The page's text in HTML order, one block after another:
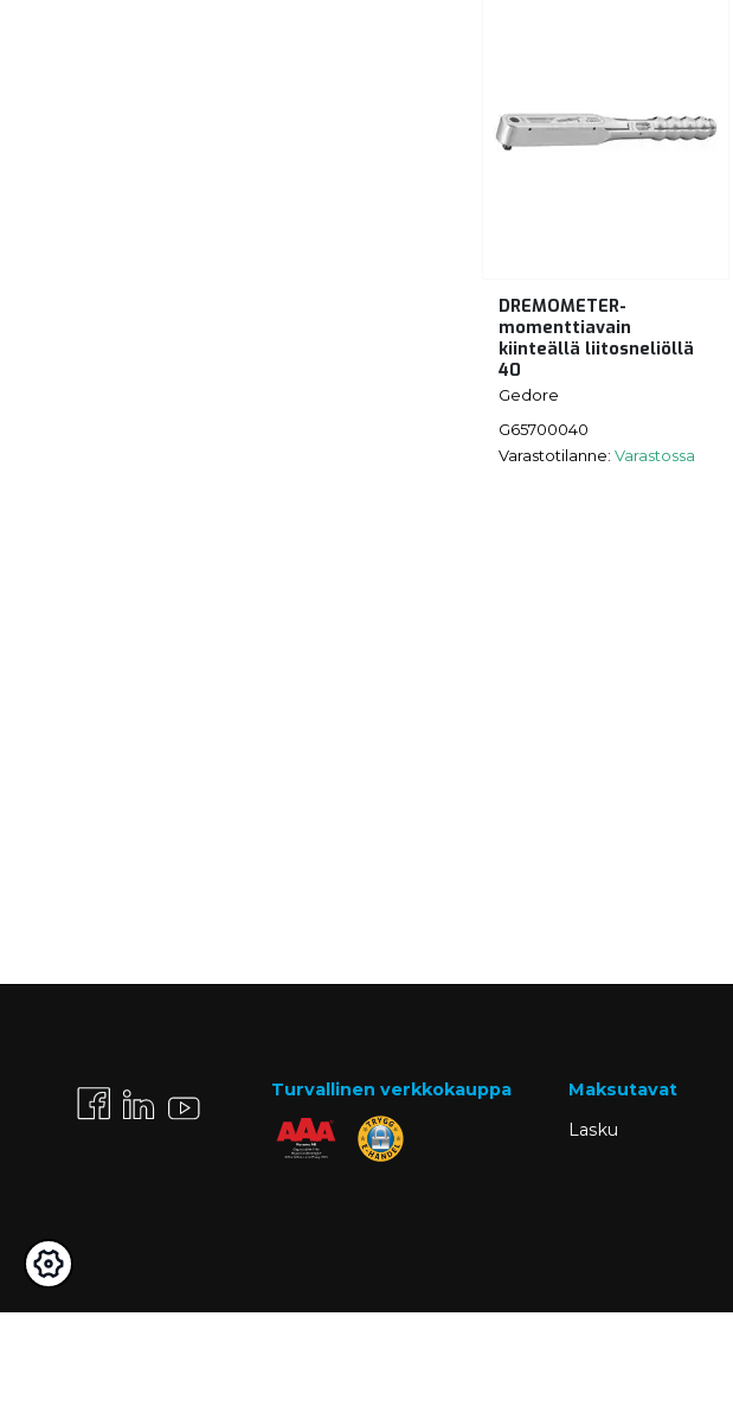
DREMOMETER-
momenttiavain
kiinteällä liitosneliöllä
40
Gedore
G65700040
Varastotilanne: Varastossa
Turvallinen verkkokauppa
Maksutavat
Lasku